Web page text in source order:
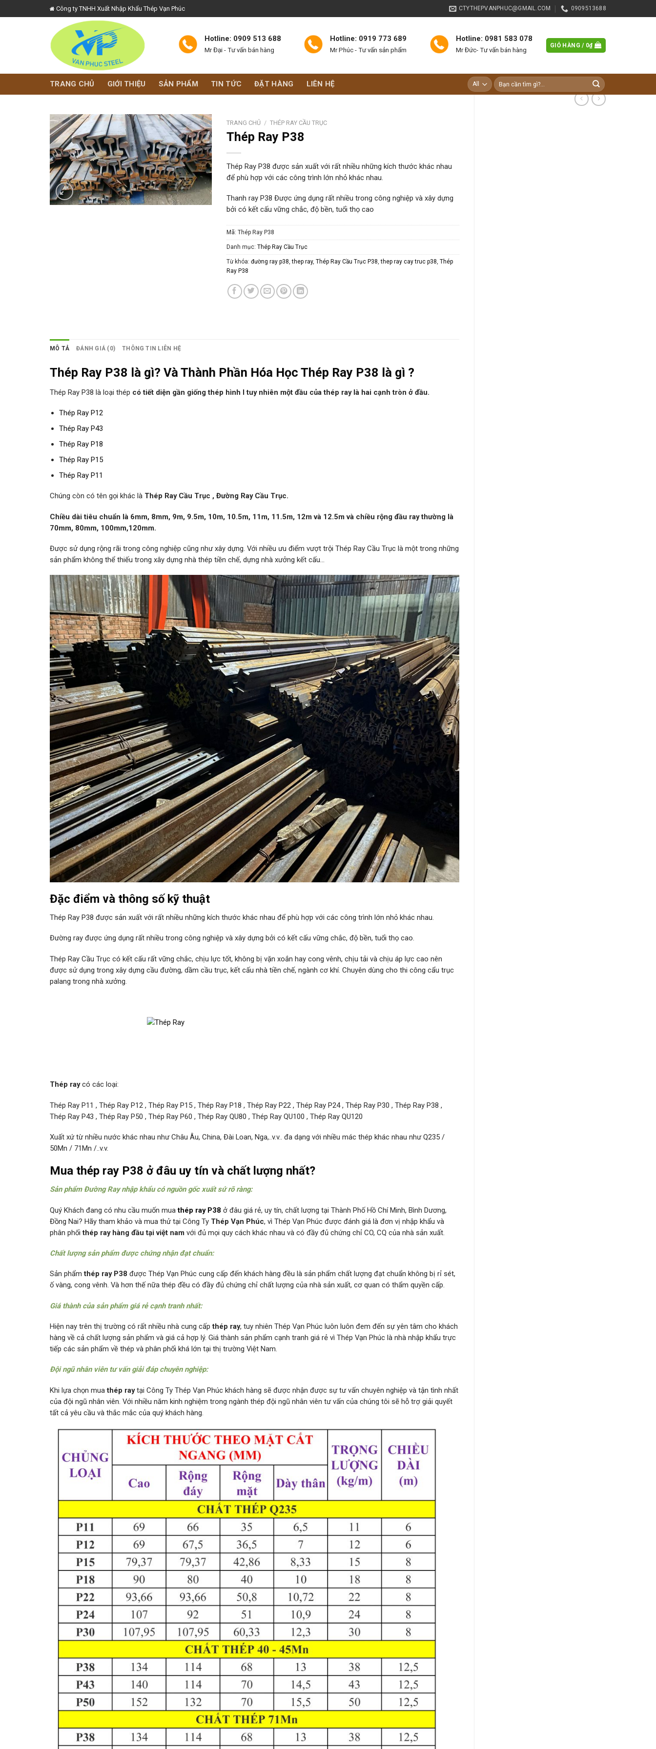
to
Công ty TNHH Xuất Nhập Khẩu Thép Vạn Phúc CTYTHEPVANPHUC@GMAIL.COM 0909513688
Hotline: 0909 513 688
Mr Đại - Tư vấn bán hàng
Hotline: 0919 773 689
Mr Phúc - Tư vấn sản phẩm
Hotline: 0981 583 078
Mr Đức- Tư vấn bán hàng
GIỎ HÀNG / 0₫
TRANG CHỦ GIỚI THIỆU SẢN PHẨM TIN TỨC ĐẶT HÀNG LIÊN HỆ
Tìm
kiếm:
TRANG CHỦ / THÉP RAY CẦU TRỤC
Thép Ray P38
Thép Ray P38 được sản xuất với rất nhiều những kích thước khác nhau
để phù hợp với các công trình lớn nhỏ khác nhau.
Thanh ray P38 Được ứng dụng rất nhiều trong công nghiệp và xây dựng
bởi có kết cấu vững chắc, độ bền, tuổi thọ cao
Mã:Thép Ray P38
Danh mục:Thép Ray Cầu Trục
Từ khóa:đường ray p38 ,thep ray,Thép Ray Cầu Trục P38 ,thep ray cay truc p38 ,Thép
Ray P38
MÔ TẢ ĐÁNH GIÁ (0) THÔNG TIN LIÊN HỆ
Thép Ray P38 là gì? Và Thành Phần Hóa Học Thép Ray P38 là gì ?
Thép Ray P38 là loại thép có tiết diện gần giống thép hình I tuy nhiên một đầu của thép ray là hai cạnh tròn ở đầu.
Thép Ray P12
Thép Ray P43
Thép Ray P18
Thép Ray P15
Thép Ray P11
Chúng còn có tên gọi khác là Thép Ray Cầu Trục , Đường Ray Cầu Trục.
Chiều dài tiêu chuẩn là 6mm, 8mm, 9m, 9.5m, 10m, 10.5m, 11m, 11.5m, 12m và 12.5m và chiều rộng đầu ray thường là
70mm, 80mm, 100mm,120mm.
Được sử dụng rộng rãi trong công nghiệp cũng như xây dựng. Với nhiều ưu điểm vượt trội Thép Ray Cầu Trục là một trong những
sản phẩm không thể thiếu trong xây dựng nhà thép tiền chế, dựng nhà xưởng kết cấu…
Đặc điểm và thông số kỹ thuật
Thép Ray P38 được sản xuất với rất nhiều những kích thước khác nhau để phù hợp với các công trình lớn nhỏ khác nhau.
Đường ray được ứng dụng rất nhiều trong công nghiệp và xây dựng bởi có kết cấu vững chắc, độ bền, tuổi thọ cao.
Thép Ray Cầu Trục có kết cấu rất vững chắc, chịu lực tốt, không bị vặn xoắn hay cong vênh, chịu tải và chịu áp lực cao nên
được sử dụng trong xây dựng cầu đường, dầm cầu trục, kết cấu nhà tiền chế, ngành cơ khí. Chuyên dùng cho thi công cẩu trục
palang trong nhà xưởng.
Thép raycó các loại:
Thép Ray P11 , Thép Ray P12 , Thép Ray P15 , Thép Ray P18 , Thép Ray P22 , Thép Ray P24 , Thép Ray P30 , Thép Ray P38 ,
Thép Ray P43 , Thép Ray P50 , Thép Ray P60 , Thép Ray QU80 , Thép Ray QU100 , Thép Ray QU120
Xuất xứ từ nhiều nước khác nhau như Châu Âu, China, Đài Loan, Nga,..v.v.. đa dạng với nhiều mác thép khác nhau như Q235 /
50Mn / 71Mn /..v.v.
Mua thép ray P38 ở đâu uy tín và chất lượng nhất?
Sản phẩm Đường Ray nhập khẩu có nguồn gốc xuất sứ rõ ràng:
Quý Khách đang có nhu cầu muốn muathép ray P38 ở đâu giá rẻ, uy tín, chất lượng tại Thành Phố Hồ Chí Minh, Bình Dương,
Đồng Nai? Hãy tham khảo và mua thử tại Công Ty Thép Vạn Phúc, vì Thép Vạn Phúc được đánh giá là đơn vị nhập khẩu và
phân phốithép ray hàng đầu tại việt nam với đủ mọi quy cách khác nhau và có đầy đủ chứng chỉ CO, CQ của nhà sản xuất.
Chất lượng sản phẩm được chứng nhận đạt chuẩn:
Sản phẩmthép ray P38 được Thép Vạn Phúc cung cấp đến khách hàng đều là sản phẩm chất lượng đạt chuẩn không bị rỉ sét,
ố vàng, cong vênh. Và hơn thế nữa thép đều có đầy đủ chứng chỉ chất lượng của nhà sản xuất, cơ quan có thẩm quyền cấp.
Giá thành của sản phẩm giá rẻ cạnh tranh nhất:
Hiện nay trên thị trường có rất nhiều nhà cung cấpthép ray, tuy nhiên Thép Vạn Phúc luôn luôn đem đến sự yên tâm cho khách
hàng về cả chất lượng sản phẩm và giá cả hợp lý. Giá thành sản phẩm cạnh tranh giá rẻ vì Thép Vạn Phúc là nhà nhập khẩu trực
tiếp các sản phẩm về thép và phân phối khá lớn tại thị trường Việt Nam.
Đội ngũ nhân viên tư vấn giải đáp chuyên nghiệp:
Khi lựa chọn muathép raytại Công Ty Thép Vạn Phúc khách hàng sẽ được nhận được sự tư vấn chuyên nghiệp và tận tình nhất
của đội ngũ nhân viên. Với nhiều năm kinh nghiệm trong ngành thép đội ngũ nhân viên tư vấn của chúng tôi sẽ hỗ trợ giải quyết
tất cả yêu cầu và thắc mắc của quý khách hàng.